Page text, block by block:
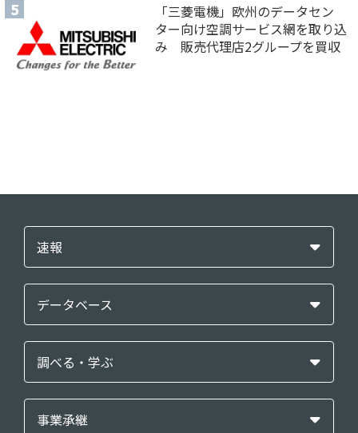
「三菱電機」欧州のデータセン
ター向け空調サービス網を取り込
み 販売代理店2グループを買収
速報
データベース
調べる・学ぶ
事業承継